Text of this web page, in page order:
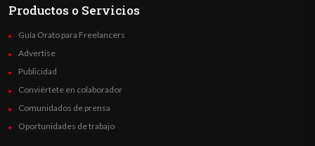
Productos o Servicios
Guía Orato para Freelancers
Advertise
Publicidad
Conviértete en colaborador
Comunidados de prensa
Oportunidades de trabajo